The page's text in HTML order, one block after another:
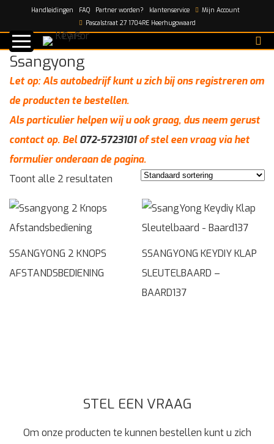
Handleidingen FAQ Partner worden? klantenservice
Mijn Account
Pascalstraat 27 1704RE Heerhugowaard
Home/Automerken/Ssangyong
Ssangyong
Let op: Als autobedrijf kunt u zich bij ons registreren om
de producten te bestellen.
Als particulier helpen wij u ook graag, dus neem gerust
contact op. Bel072-5723101of stel een vraag via het
formulier onderaan de pagina.
Toont alle 2 resultaten
SSANGYONG 2 KNOPS
AFSTANDSBEDIENING
SSANGYONG KEYDIY KLAP
SLEUTELBAARD –
BAARD137
STEL EEN VRAAG
Om onze producten te kunnen bestellen kunt u zich